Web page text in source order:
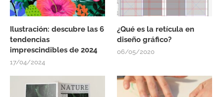
Ilustración: descubre las 6
tendencias
imprescindibles de 2024
17/04/2024
¿Qué es la retícula en
diseño gráfico?
06/05/2020